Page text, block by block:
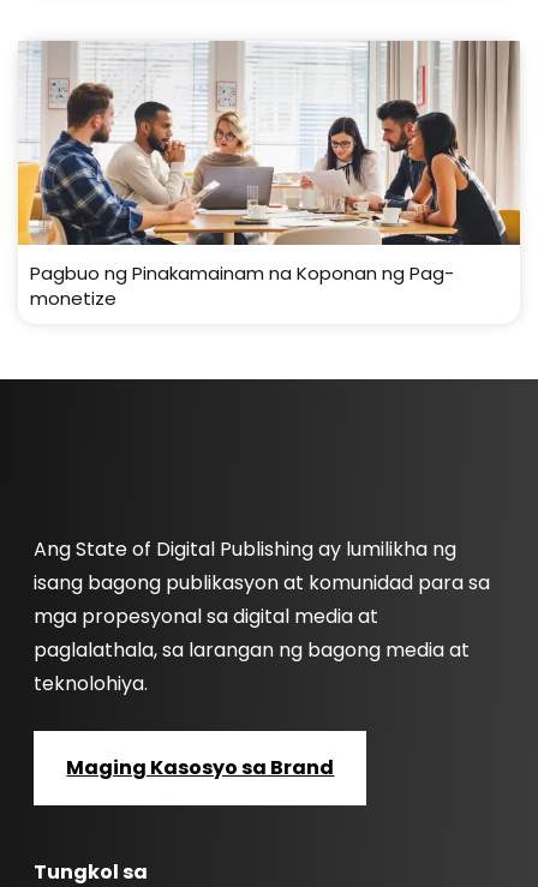
Pagbuo ng Pinakamainam na Koponan ng Pag-
monetize
Ang State of Digital Publishing ay lumilikha ng
isang bagong publikasyon at komunidad para sa
mga propesyonal sa digital media at
paglalathala, sa larangan ng bagong media at
teknolohiya.
Maging Kasosyo sa Brand
Tungkol sa